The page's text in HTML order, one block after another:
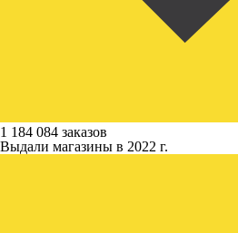
1 184 084 заказов
Выдали магазины в 2022 г.